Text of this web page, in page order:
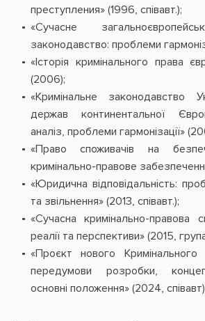
преступления» (1996, співавт.);
«Сучасне
законодавство: проблеми
«Історія кримінального права
(2006);
«Кримінальне законодавство
держав континентальної
аналіз, проблеми гармонізації»
«Право споживачів на
кримінально-правове
«Юридична відповідальність:
та звільнення» (2013, співавт.);
«Сучасна кримінально-правова
реалії та перспективи» (2015,
«Проєкт нового Кримінального
передумови розробки,
основні положення» (2024,